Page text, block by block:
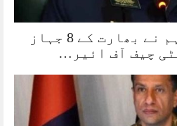
معرکہ حق میں ہم نے بھارت کے 8 جہاز
چیف آف ائیر…